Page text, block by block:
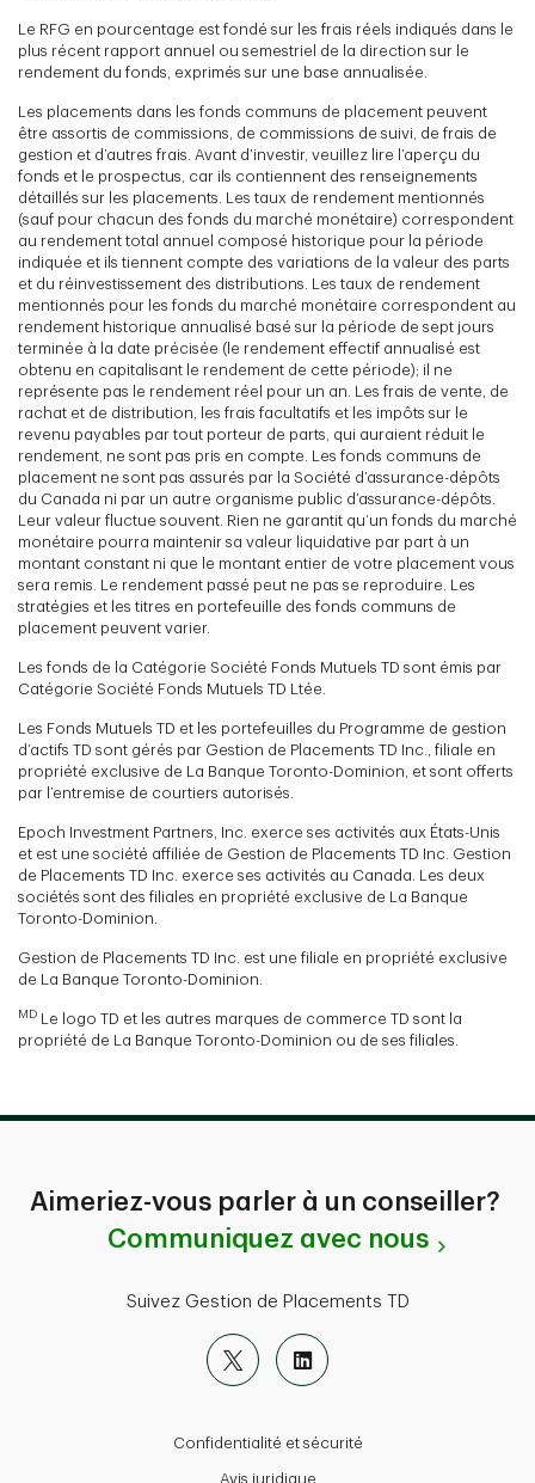
Le RFG en pourcentage est fondé sur les frais réels indiqués dans le
plus récent rapport annuel ou semestriel de la direction sur le
rendement du fonds, exprimés sur une base annualisée.
Les placements dans les fonds communs de placement peuvent
être assortis de commissions, de commissions de suivi, de frais de
gestion et d’autres frais. Avant d’investir, veuillez lire l’aperçu du
fonds et le prospectus, car ils contiennent des renseignements
détaillés sur les placements. Les taux de rendement mentionnés
(sauf pour chacun des fonds du marché monétaire) correspondent
au rendement total annuel composé historique pour la période
indiquée et ils tiennent compte des variations de la valeur des parts
et du réinvestissement des distributions. Les taux de rendement
mentionnés pour les fonds du marché monétaire correspondent au
rendement historique annualisé basé sur la période de sept jours
terminée à la date précisée (le rendement effectif annualisé est
obtenu en capitalisant le rendement de cette période); il ne
représente pas le rendement réel pour un an. Les frais de vente, de
rachat et de distribution, les frais facultatifs et les impôts sur le
revenu payables par tout porteur de parts, qui auraient réduit le
rendement, ne sont pas pris en compte. Les fonds communs de
placement ne sont pas assurés par la Société d’assurance-dépôts
du Canada ni par un autre organisme public d’assurance-dépôts.
Leur valeur fluctue souvent. Rien ne garantit qu’un fonds du marché
monétaire pourra maintenir sa valeur liquidative par part à un
montant constant ni que le montant entier de votre placement vous
sera remis. Le rendement passé peut ne pas se reproduire. Les
stratégies et les titres en portefeuille des fonds communs de
placement peuvent varier.
Les fonds de la Catégorie Société Fonds Mutuels TD sont émis par
Catégorie Société Fonds Mutuels TD Ltée.
Les Fonds Mutuels TD et les portefeuilles du Programme de gestion
d’actifs TD sont gérés par Gestion de Placements TD Inc., filiale en
propriété exclusive de La Banque Toronto-Dominion, et sont offerts
par l’entremise de courtiers autorisés.
Epoch Investment Partners, Inc. exerce ses activités aux États-Unis
et est une société affiliée de Gestion de Placements TD Inc. Gestion
de Placements TD Inc. exerce ses activités au Canada. Les deux
sociétés sont des filiales en propriété exclusive de La Banque
Toronto-Dominion.
Gestion de Placements TD Inc. est une filiale en propriété exclusive
de La Banque Toronto-Dominion.
MD
Le logo TD et les autres marques de commerce TD sont la
propriété de La Banque Toronto-Dominion ou de ses filiales.
Aimeriez-vous parler à un conseiller?
Communiquez avec nous
Suivez Gestion de Placements TD
Confidentialité et sécurité
Avis juridique